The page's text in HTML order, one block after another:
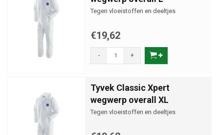
Tegen vloeistoffen en deeltjes
€19,62
- +
Tyvek Classic Xpert
wegwerp overall XL
Tegen vloeistoffen en deeltjes